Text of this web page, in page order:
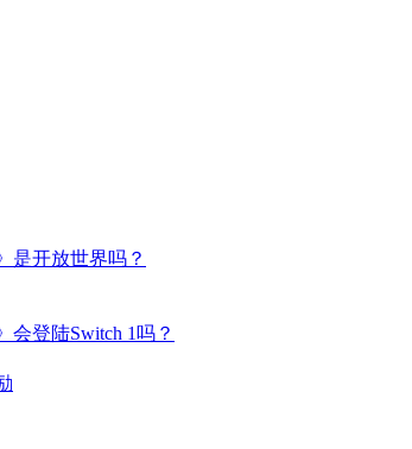
是开放世界吗？
会登陆Switch 1吗？